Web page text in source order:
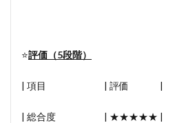
⭐️評価（5段階）
| 項目 | 評価 |
| 総合度 | ★★★★★ |